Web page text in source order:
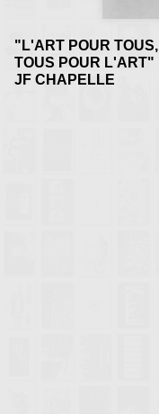
"L'ART POUR TOUS,
TOUS POUR L'ART"
JF CHAPELLE